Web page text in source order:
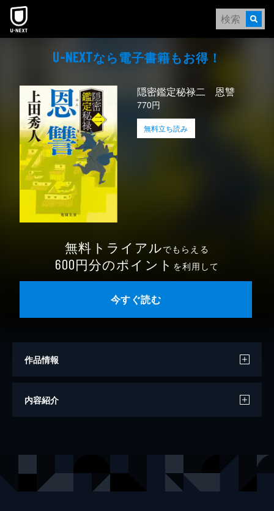
本文へスキップ
U-NEXTなら電⼦書籍もお得！
隠密鑑定秘禄二 恩讐
770円
無料立ち読み
無料トライアルでもらえる
600円分のポイント を利用して
今すぐ読む
作品情報
著者
内容紹介